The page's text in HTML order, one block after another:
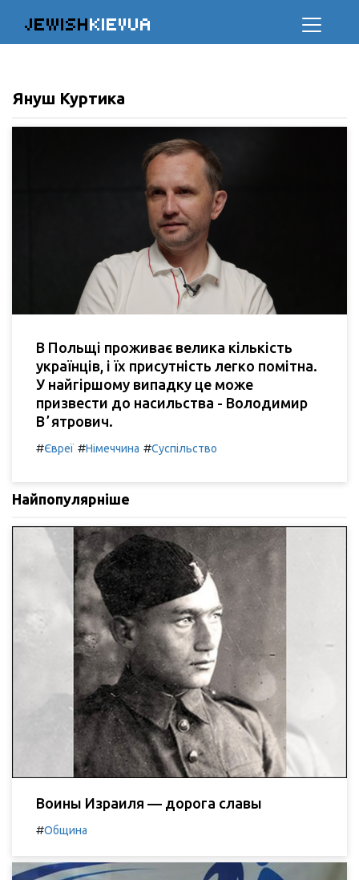
JEWISHKIEVUA
Януш Куртика
В Польщі проживає велика кількість
українців, і їх присутність легко помітна.
У найгіршому випадку це може
призвести до насильства - Володимир
Вʼятрович.
#Євреї #Німеччина #Суспільство
Найпопулярніше
Воины Израиля — дорога славы
#Община